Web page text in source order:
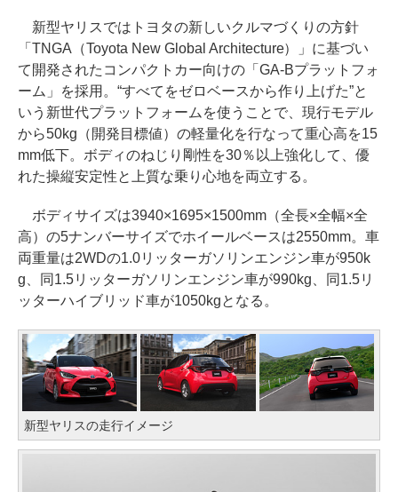
新型ヤリスではトヨタの新しいクルマづくりの方針
「TNGA（Toyota New Global Architecture）」に基づい
て開発されたコンパクトカー向けの「GA-Bプラットフォ
ーム」を採用。“すべてをゼロベースから作り上げた”と
いう新世代プラットフォームを使うことで、現行モデル
から50kg（開発目標値）の軽量化を行なって重心高を15
mm低下。ボディのねじり剛性を30％以上強化して、優
れた操縦安定性と上質な乗り心地を両立する。
ボディサイズは3940×1695×1500mm（全長×全幅×全
高）の5ナンバーサイズでホイールベースは2550mm。車
両重量は2WDの1.0リッターガソリンエンジン車が950k
g、同1.5リッターガソリンエンジン車が990kg、同1.5リ
ッターハイブリッド車が1050kgとなる。
新型ヤリスの走行イメージ